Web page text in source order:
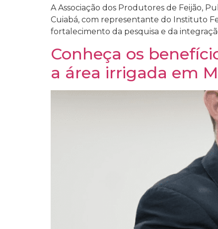
A Associação dos Produtores de Feijão,
Cuiabá, com representante do Instituto
fortalecimento da pesquisa e da
Conheça os
a área irrigada em